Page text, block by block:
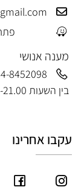
פתח
מענה אנושי
8452098
בין השעות 10:00-21.00
עקבו אחרינו